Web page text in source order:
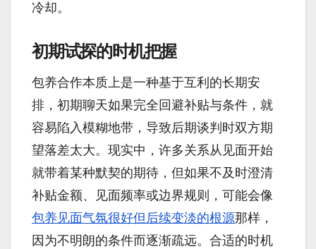
冷却。
初期试探的时机把握
包养合作本质上是一种基于互利的长期安
排，初期聊天如果完全回避补贴与条件，就
容易陷入模糊地带，导致后期谈判时双方期
望落差太大。现实中，许多关系从见面开始
就带着某种默契的期待，但如果不及时澄清
补贴金额、见面频率或边界规则，可能会像
包养见面气氛很好但后续变淡的根源那样，
因为不明朗的条件而逐渐疏远。合适的时机